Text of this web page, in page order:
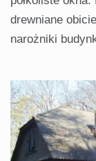
drewniane
narożniki